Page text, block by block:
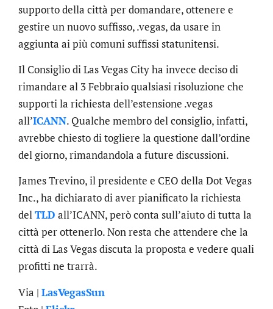
supporto della città per domandare, ottenere e
gestire un nuovo suffisso, .vegas, da usare in
aggiunta ai più comuni suffissi statunitensi.
Il Consiglio di Las Vegas City ha invece deciso di
rimandare al 3 Febbraio qualsiasi risoluzione che
supporti la richiesta dell’estensione .vegas
all’ICANN. Qualche membro del consiglio, infatti,
avrebbe chiesto di togliere la questione dall’ordine
del giorno, rimandandola a future discussioni.
James Trevino, il presidente e CEO della Dot Vegas
Inc., ha dichiarato di aver pianificato la richiesta
delTLD all’ICANN, però conta sull’aiuto di tutta la
città per ottenerlo. Non resta che attendere che la
città di Las Vegas discuta la proposta e vedere quali
profitti ne trarrà.
Via | LasVegasSun